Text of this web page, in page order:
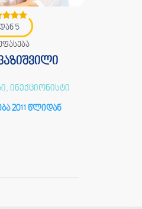
5
ინექციონისტი
2011 წლიდან